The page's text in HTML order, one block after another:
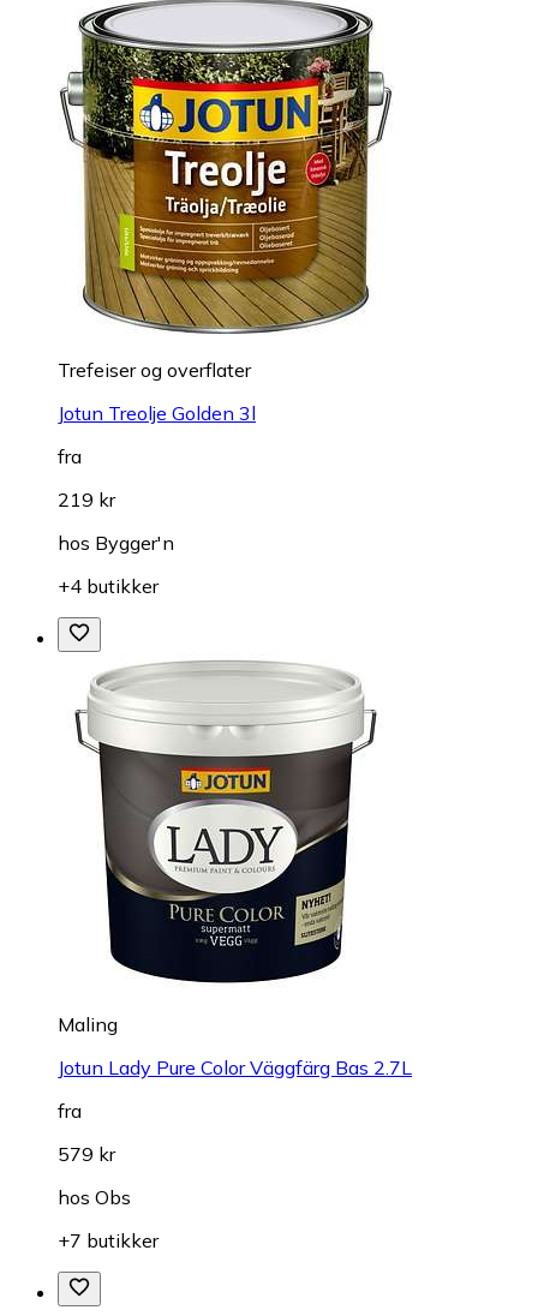
Trefeiser og overflater
Jotun Treolje Golden 3l
fra
219 kr
hos Bygger'n
+4 butikker
Maling
Jotun Lady Pure Color Väggfärg Bas 2.7L
fra
579 kr
hos Obs
+7 butikker